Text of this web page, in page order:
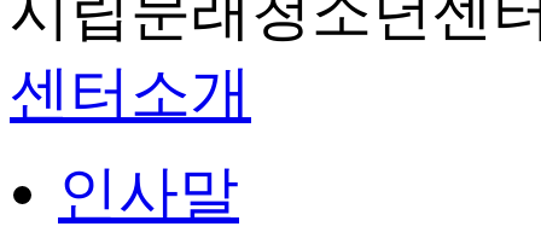
센터소개
인사말